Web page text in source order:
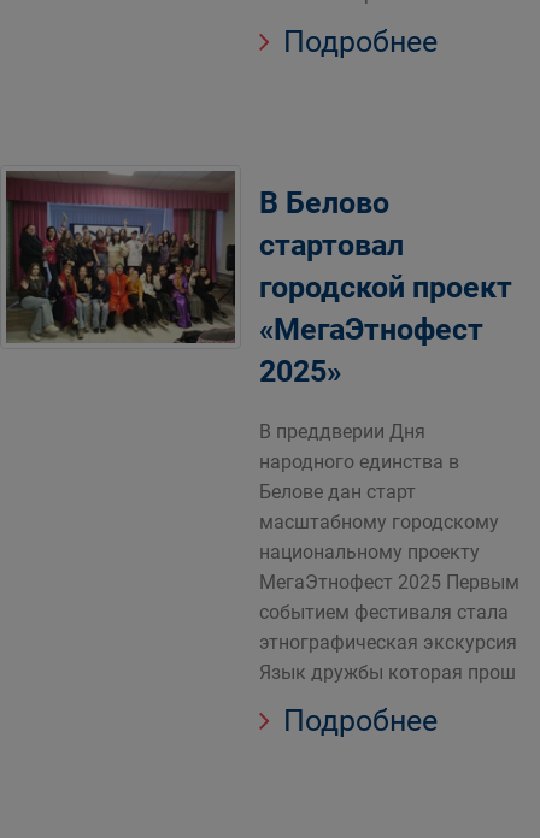
Подробнее
В Белово
стартовал
городской проект
«МегаЭтнофест
2025»
В преддверии Дня
народного единства в
Белове дан старт
масштабному городскому
национальному проекту
МегаЭтнофест 2025 Первым
событием фестиваля стала
этнографическая экскурсия
Язык дружбы которая прош
Подробнее